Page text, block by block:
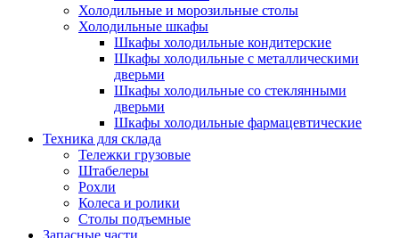
Холодильные и морозильные столы
Холодильные шкафы
Шкафы холодильные кондитерские
Шкафы холодильные с металлическими
дверьми
Шкафы холодильные со стеклянными
дверьми
Шкафы холодильные фармацевтические
Техника для склада
Тележки грузовые
Штабелеры
Рохли
Колеса и ролики
Столы подъемные
Запасные части